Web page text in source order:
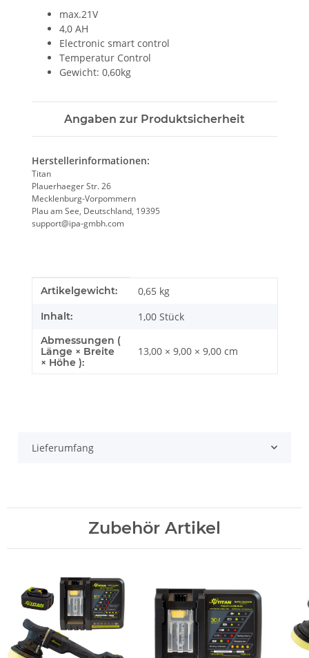
max.21V
4,0 AH
Electronic smart control
Temperatur Control
Gewicht: 0,60kg
Angaben zur Produktsicherheit
Herstellerinformationen:
Titan
Plauerhaeger Str. 26
Mecklenburg-Vorpommern
Plau am See, Deutschland, 19395
support@ipa-gmbh.com
Produkteigenschaft
Wert
Artikelgewicht: 0,65 kg
Inhalt: 1,00 Stück
Abmessungen (
Länge × Breite
× Höhe ):
13,00 × 9,00 × 9,00 cm
Lieferumfang
Zubehör Artikel